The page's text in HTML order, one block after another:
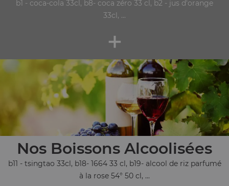
b1 - coca-cola 33cl, b8- coca zéro 33 cl, b2 - jus d'orange
33cl, ...
+
Nos Boissons Alcoolisées
b11 - tsingtao 33cl, b18- 1664 33 cl, b19- alcool de riz parfumé
à la rose 54° 50 cl, ...